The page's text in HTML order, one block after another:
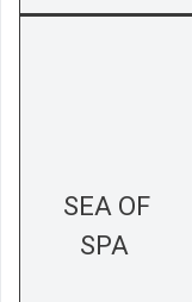
SEA OF
SPA